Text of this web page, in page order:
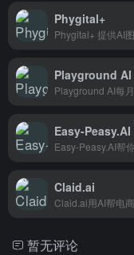
Phygital+
Playground AI
Easy-Peasy.AI
Claid.ai
暂无评论